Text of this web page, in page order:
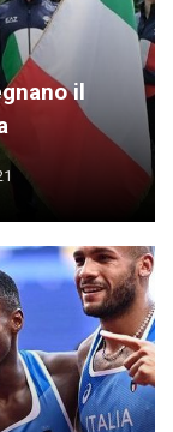
il